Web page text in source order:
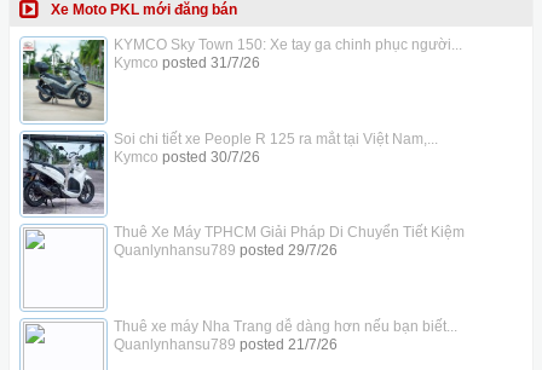
Xe Moto PKL mới đăng bán
KYMCO Sky Town 150: Xe tay ga chinh phục người...
Kymco posted 31/7/26
Soi chi tiết xe People R 125 ra mắt tại Việt Nam,...
Kymco posted 30/7/26
Thuê Xe Máy TPHCM Giải Pháp Di Chuyển Tiết Kiệm
Quanlynhansu789 posted 29/7/26
Thuê xe máy Nha Trang dễ dàng hơn nếu bạn biết...
Quanlynhansu789 posted 21/7/26